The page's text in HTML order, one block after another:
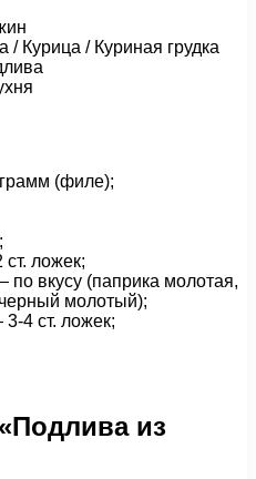
Курица / Куриная грудка
(филе);
ложек;
вкусу (паприка молотая,
молотый);
4 ст. ложек;
из